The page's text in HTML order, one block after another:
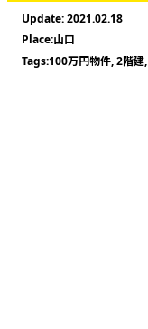
2021.02.18
山口
100万円物件,2階建,